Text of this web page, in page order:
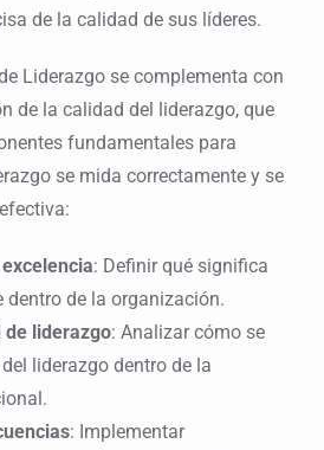
de la calidad de sus líderes.
Liderazgo se complementa con
de la calidad del liderazgo, que
fundamentales para
se mida correctamente y se
: Definir qué significa
dentro de la organización.
de liderazgo: Analizar cómo se
liderazgo dentro de la
: Implementar